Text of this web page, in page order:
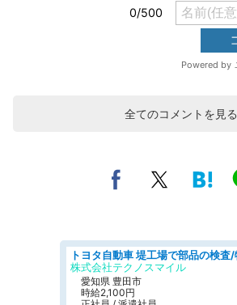
全てのコメントを見る
株式会社テクノスマイル
愛知県 豊田市
時給2,100円